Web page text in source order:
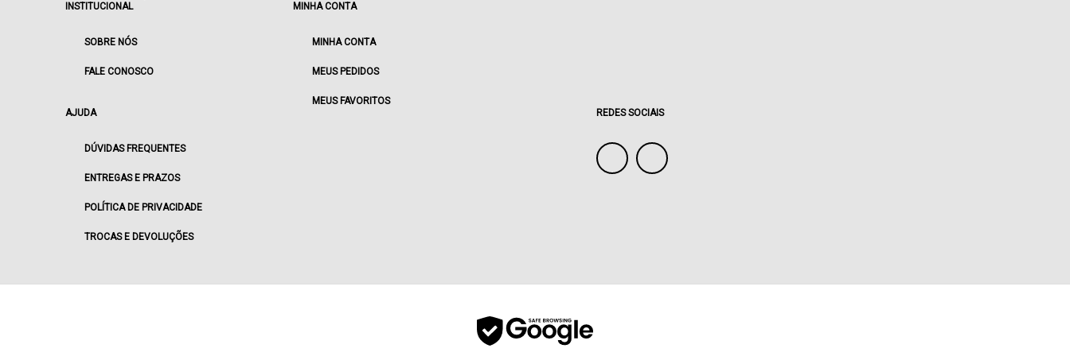
INSTITUCIONAL
SOBRE NÓS
FALE CONOSCO
MINHA CONTA
MINHA CONTA
MEUS PEDIDOS
MEUS FAVORITOS
AJUDA
DÚVIDAS FREQUENTES
ENTREGAS E PRAZOS
POLÍTICA DE PRIVACIDADE
TROCAS E DEVOLUÇÕES
REDES SOCIAIS